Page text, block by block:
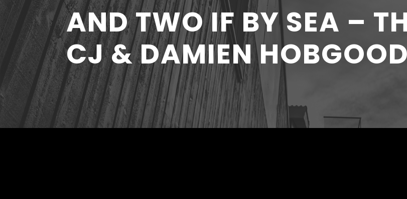
AND TWO IF BY SEA –
CJ & DAMIEN